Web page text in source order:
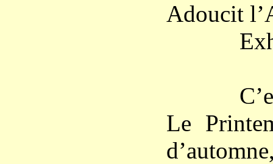
Adoucit
Exhale
C’est
Le